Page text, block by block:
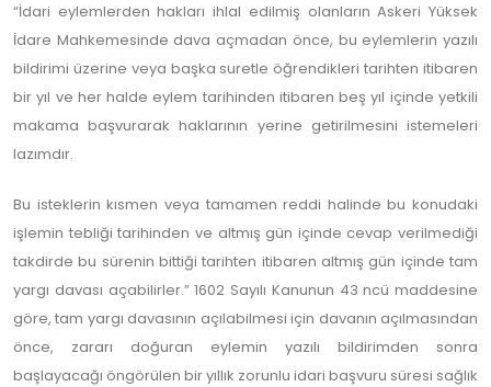
“İdari eylemlerden hakları ihlal edilmiş olanların Askeri Yüksek
İdare Mahkemesinde dava açmadan önce, bu eylemlerin yazılı
bildirimi üzerine veya başka suretle öğrendikleri tarihten itibaren
bir yıl ve her halde eylem tarihinden itibaren beş yıl içinde yetkili
makama başvurarak haklarının yerine getirilmesini istemeleri
lazımdır.
Bu isteklerin kısmen veya tamamen reddi halinde bu konudaki
işlemin tebliği tarihinden ve altmış gün içinde cevap verilmediği
takdirde bu sürenin bittiği tarihten itibaren altmış gün içinde tam
yargı davası açabilirler.” 1602 Sayılı Kanunun 43 ncü maddesine
göre, tam yargı davasının açılabilmesi için davanın açılmasından
önce, zararı doğuran eylemin yazılı bildirimden sonra
başlayacağı öngörülen bir yıllık zorunlu idari başvuru süresi sağlık